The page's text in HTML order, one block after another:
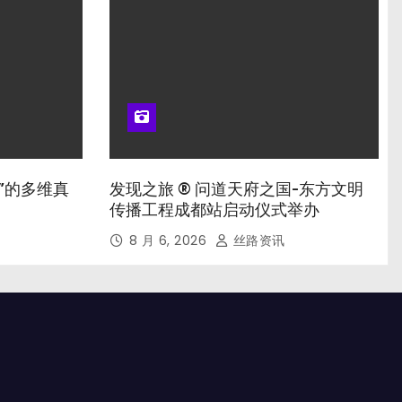
的多维真
发现之旅 ® 问道天府之国-东方文明
传播工程成都站启动仪式举办
8 月 6, 2026 丝路资讯